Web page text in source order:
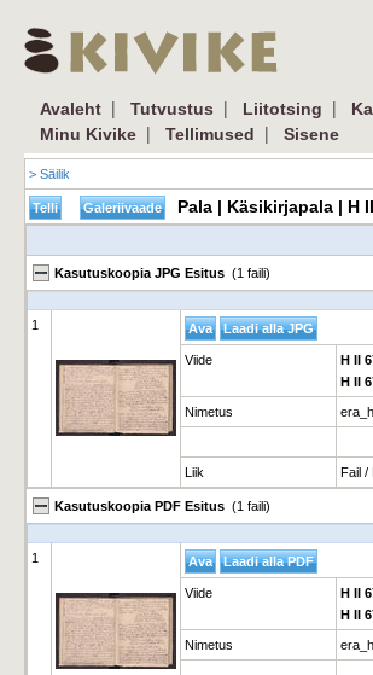
Avaleht | Tutvustus | Liitotsing |
Minu Kivike | Tellimused | Sisene
> Säilik
Pala | Käsikirjapala | H
Kasutuskoopia JPG Esitus (1 faili)
1
Viide
H II
H II
Nimetus
Liik Fail /
Kasutuskoopia PDF Esitus (1 faili)
1
Viide
H II
H II
Nimetus